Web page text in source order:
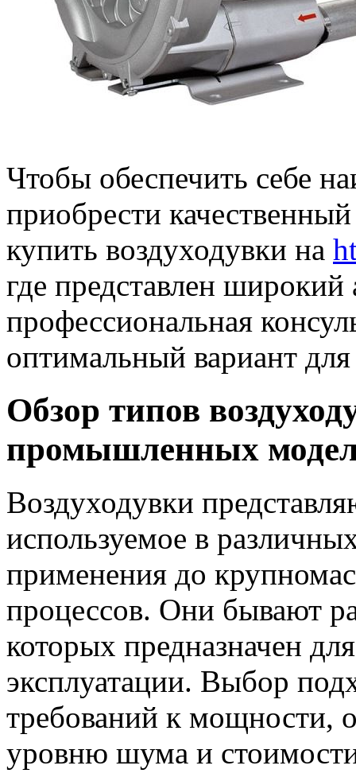
Чтобы обеспечить себе
приобрести
купить воздуходувки на
где представлен
профессиональная
оптимальный вариант
Обзор типов
промышленных
Воздуходувки
используемое в
применения до
процессов. Они бывают
которых предназначен
эксплуатации. Выбор
требований к мощности,
уровню шума и